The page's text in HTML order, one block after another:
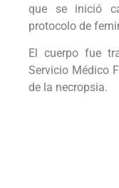
que se inició
protocolo de
El cuerpo fue
Servicio Médico
de la necropsia.